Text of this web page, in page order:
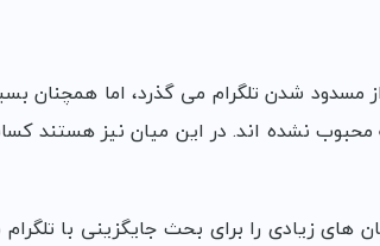
مسدود شدن تلگرام می گذرد، اما همچنان
محبوب نشده اند. در این میان نیز هستند
های زیادی را برای بحث جایگزینی با